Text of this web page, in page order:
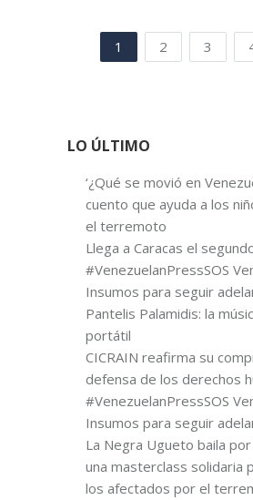
1 2 3
LO ÚLTIMO
‘¿Qué se movió en
cuento que ayuda a los
el terremoto
Llega a Caracas el
#VenezuelanPressSOS
Insumos para seguir
Pantelis Palamidis: la
portátil
CICRAIN reafirma su
defensa de los derechos
#VenezuelanPressSOS
Insumos para seguir
La Negra Ugueto baila por
una masterclass solidaria
los afectados por el